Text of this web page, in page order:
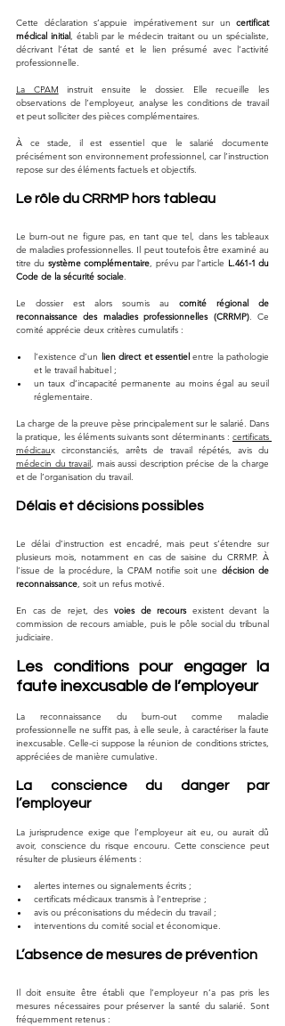
Cette déclaration s’appuie impérativement sur un certificat
médical initial, établi par le médecin traitant ou un spécialiste,
décrivant l’état de santé et le lien présumé avec l’activité
professionnelle.
La CPAM instruit ensuite le dossier. Elle recueille les
observations de l’employeur, analyse les conditions de travail
et peut solliciter des pièces complémentaires.
À ce stade, il est essentiel que le salarié documente
précisément son environnement professionnel, car l’instruction
repose sur des éléments factuels et objectifs.
Le rôle du CRRMP hors tableau
Le burn-out ne figure pas, en tant que tel, dans les tableaux
de maladies professionnelles. Il peut toutefois être examiné au
titre du système complémentaire, prévu par l’article L.461-1 du
Code de la sécurité sociale.
Le dossier est alors soumis au comité régional de
reconnaissance des maladies professionnelles (CRRMP). Ce
comité apprécie deux critères cumulatifs :
l’existence d’un lien direct et essentiel entre la pathologie
et le travail habituel ;
un taux d’incapacité permanente au moins égal au seuil
réglementaire.
La charge de la preuve pèse principalement sur le salarié. Dans
la pratique, les éléments suivants sont déterminants : certificats
médicau
médecin du travail, mais aussi description précise de la charge
et de l’organisation du travail.
Délais et décisions possibles
Le délai d’instruction est encadré, mais peut s’étendre sur
plusieurs mois, notamment en cas de saisine du CRRMP. À
l’issue de la procédure, la CPAM notifie soit une décision de
reconnaissance, soit un refus motivé.
En cas de rejet, des voies de recours existent devant la
commission de recours amiable, puis le pôle social du tribunal
judiciaire.
Les conditions pour engager la
faute inexcusable de l’employeur
La reconnaissance du burn-out comme maladie
professionnelle ne suffit pas, à elle seule, à caractériser la faute
inexcusable. Celle-ci suppose la réunion de conditions strictes,
appréciées de manière cumulative.
La conscience du danger par
l’employeur
La jurisprudence exige que l’employeur ait eu, ou aurait dû
avoir, conscience du risque encouru. Cette conscience peut
résulter de plusieurs éléments :
alertes internes ou signalements écrits ;
certificats médicaux transmis à l’entreprise ;
avis ou préconisations du médecin du travail ;
interventions du comité social et économique.
L’absence de mesures de prévention
Il doit ensuite être établi que l’employeur n’a pas pris les
mesures nécessaires pour préserver la santé du salarié. Sont
fréquemment retenus :